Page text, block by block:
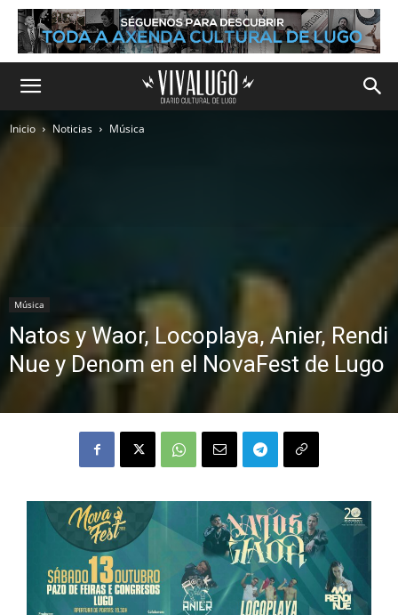
Inicio Noticias Música
Música
Natos y Waor, Locoplaya, Anier, Rendi
Nue y Denom en el NovaFest de Lugo